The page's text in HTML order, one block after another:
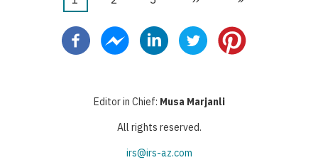
页
页
Editor in Chief: Musa Marjanli
All rights reserved.
irs@irs-az.com